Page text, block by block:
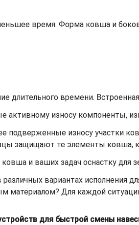
время. Форма ковша и
длительного времени.
износу компоненты,
подверженные износу участки
защищают те элементы ковша,
и ваших задач оснастку для
вариантах исполнения
материалом? Для каждой
для быстрой смены